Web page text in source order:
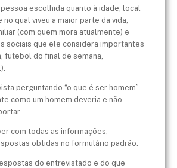
escolhida quanto à idade, local
no qual viveu a maior parte da vida,
(com quem mora atualmente) e
sociais que ele considera importantes
futebol do final de semana,
perguntando “o que é ser homem”
como um homem deveria e não
com todas as informações,
obtidas no formulário padrão.
do entrevistado e do que